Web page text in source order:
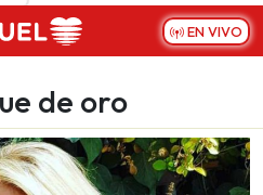
EN VIVO
de oro